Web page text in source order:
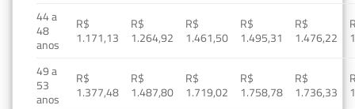
44 a
48
anos
R$
1.171,13
R$
1.264,92
R$
1.461,50
R$
1.495,31
R$
1.476,22
49 a
53
anos
R$
1.377,48
R$
1.487,80
R$
1.719,02
R$
1.758,78
R$
1.736,33